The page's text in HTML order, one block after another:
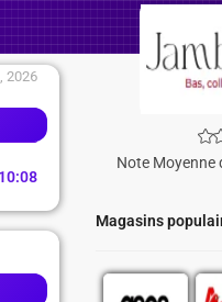
Note Moyenne
Magasins
2026
:07